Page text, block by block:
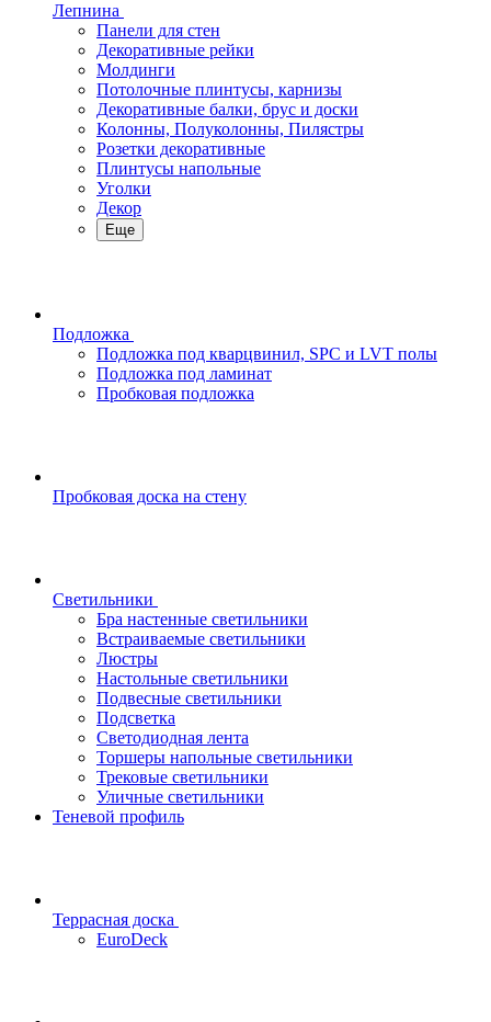
Лепнина
Панели для стен
Декоративные рейки
Молдинги
Потолочные плинтусы, карнизы
Декоративные балки, брус и доски
Колонны, Полуколонны, Пилястры
Розетки декоративные
Плинтусы напольные
Уголки
Декор
Еще
Подложка
Подложка под кварцвинил, SPC и LVT полы
Подложка под ламинат
Пробковая подложка
Пробковая доска на стену
Светильники
Бра настенные светильники
Встраиваемые светильники
Люстры
Настольные светильники
Подвесные светильники
Подсветка
Светодиодная лента
Торшеры напольные светильники
Трековые светильники
Уличные светильники
Теневой профиль
Террасная доска
EuroDeck